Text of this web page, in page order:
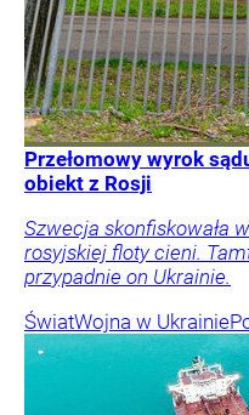
Przełomowy wyrok
obiekt z Rosji
Szwecja skonfiskowała
rosyjskiej floty cieni.
przypadnie on Ukrainie.
ŚwiatWojna w Ukrainie